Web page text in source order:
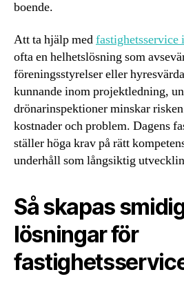
boende.
Att ta hjälp medfastighetsservice
ofta en helhetslösning som
föreningsstyrelser eller
kunnande inom projektledning,
drönarinspektioner minskar
kostnader och problem. Dagens
ställer höga krav på rätt
underhåll som långsiktig
Så skapas
lösningar för